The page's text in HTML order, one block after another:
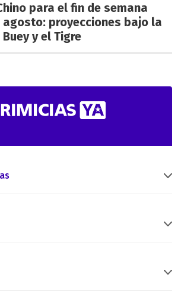
para el fin de semana
agosto: proyecciones bajo la
y el Tigre